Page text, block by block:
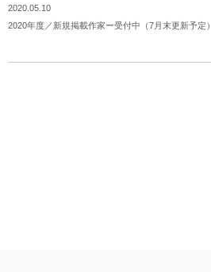
2020.05.10
2020年度／新規掲載作家ー受付中（7月末更新予定）